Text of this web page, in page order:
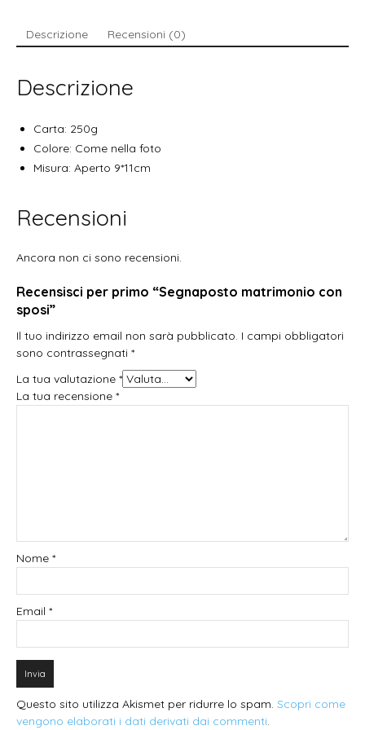
Descrizione Recensioni (0)
Descrizione
Carta: 250g
Colore: Come nella foto
Misura: Aperto 9*11cm
Recensioni
Ancora non ci sono recensioni.
Recensisci per primo “Segnaposto matrimonio con
sposi”
Il tuo indirizzo email non sarà pubblicato. I campi obbligatori
sono contrassegnati *
La tua valutazione *
La tua recensione *
Nome *
Email *
Questo sito utilizza Akismet per ridurre lo spam. Scopri come
vengono elaborati i dati derivati dai commenti.